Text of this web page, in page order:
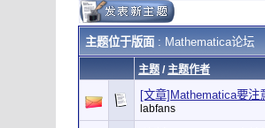
主题位于版面: Mathematica论坛
主题/ 主题作者
[文章]Mathematica要注
labfans